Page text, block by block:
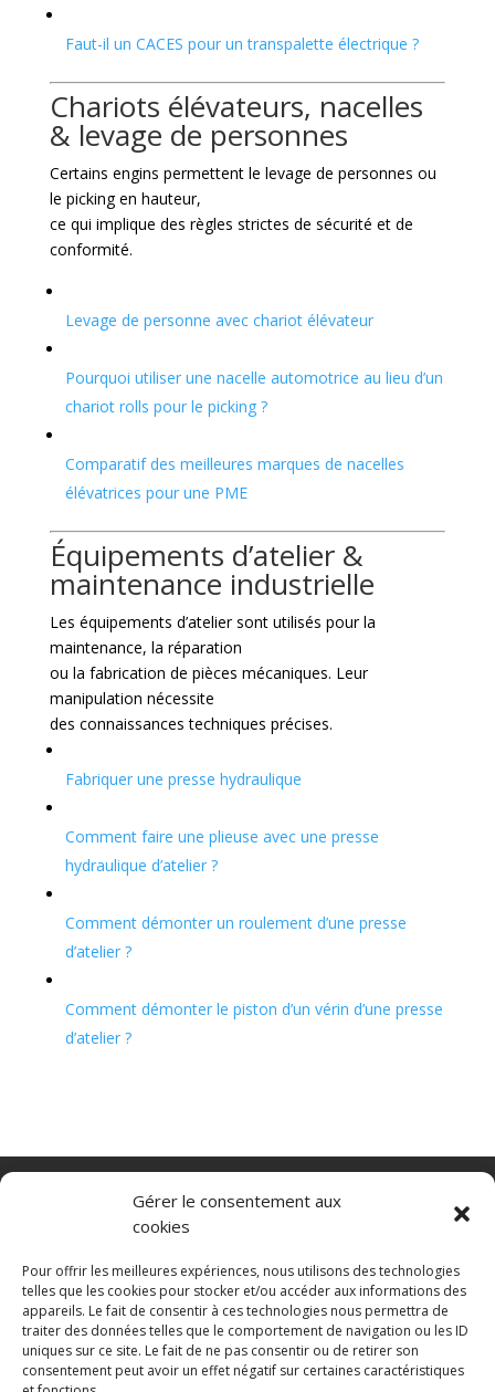
Gérer le consentement aux
cookies
Pour offrir les meilleures expériences, nous utilisons des technologies
telles que les cookies pour stocker et/ou accéder aux informations des
appareils. Le fait de consentir à ces technologies nous permettra de
traiter des données telles que le comportement de navigation ou les ID
uniques sur ce site. Le fait de ne pas consentir ou de retirer son
consentement peut avoir un effet négatif sur certaines caractéristiques
Faut-il un CACES pour un transpalette électrique ?
Chariots élévateurs, nacelles
& levage de personnes
Certains engins permettent le levage de personnes ou
le picking en hauteur,
ce qui implique des règles strictes de sécurité et de
conformité.
Levage de personne avec chariot élévateur
Pourquoi utiliser une nacelle automotrice au lieu d’un
chariot rolls pour le picking ?
Comparatif des meilleures marques de nacelles
élévatrices pour une PME
Équipements d’atelier &
maintenance industrielle
Les équipements d’atelier sont utilisés pour la
maintenance, la réparation
ou la fabrication de pièces mécaniques. Leur
manipulation nécessite
des connaissances techniques précises.
Fabriquer une presse hydraulique
Comment faire une plieuse avec une presse
hydraulique d’atelier ?
Comment démonter un roulement d’une presse
d’atelier ?
Comment démonter le piston d’un vérin d’une presse
d’atelier ?
Transpalette electrique
CGV
Mentions légales
Politique de confidentialité et protection des
données
Paiement sécurisé
Gérer mes cookies
Nous contacter
Guides d’achat
Secteurs d’activité
Engins de manutention